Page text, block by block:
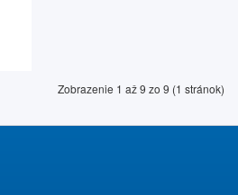
Zobrazenie 1 až 9 zo 9 (1 stránok)